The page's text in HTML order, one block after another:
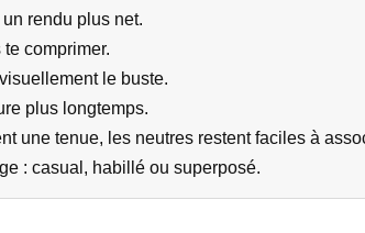
rendu plus net.
comprimer.
le buste.
plus longtemps.
une tenue, les neutres restent faciles à
: casual, habillé ou superposé.